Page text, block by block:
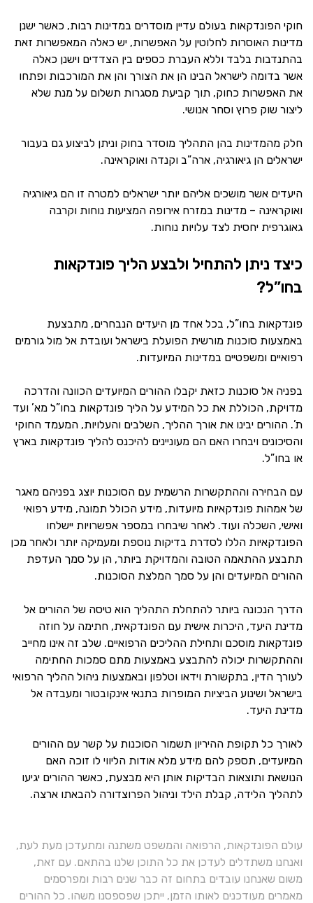
חוקי הפונדקאות בעולם עדיין מוסדרים במדינות רבות, כאשר ישנן
מדינות האוסרות לחלוטין על האפשרות, יש כאלה המאפשרות זאת
בהתנדבות בלבד וללא העברת כספים בין הצדדים וישנן כאלה
אשר בדומה לישראל הבינו הן את הצורך והן את המורכבות ופתחו
את האפשרות כחוק, תוך קביעת מסגרות תשלום על מנת שלא
ליצור שוק פרוץ וסחר אנושי.
חלק מהמדינות בהן התהליך מוסדר בחוק וניתן לביצוע גם בעבור
ישראלים הן גיאורגיה, ארה”ב וקנדה ואוקראינה.
היעדים אשר מושכים אליהם יותר ישראלים למטרה זו הם גיאורגיה
ואוקראינה – מדינות במזרח אירופה המציעות נוחות וקרבה
גאוגרפית יחסית לצד עלויות נוחות.
כיצד ניתן להתחיל ולבצע הליך פונדקאות
בחו”ל?
פונדקאות בחו”ל, בכל אחד מן היעדים הנבחרים, מתבצעת
באמצעות סוכנות מורשית הפועלת בישראל ועובדת אל מול גורמים
רפואיים ומשפטיים במדינות המיועדות.
בפניה אל סוכנות כזאת יקבלו ההורים המיועדים הכוונה והדרכה
מדויקת, הכוללת את כל המידע על הליך פונדקאות בחו”ל מא’ ועד
ת’. ההורים יבינו את אורך ההליך, השלבים והעלויות, המעמד החוקי
והסיכונים ויבחרו האם הם מעוניינים להיכנס להליך פונדקאות בארץ
או בחו”ל.
עם הבחירה וההתקשרות הרשמית עם הסוכנות יוצג בפניהם מאגר
של אמהות פונדקאיות מיועדות, מידע הכולל תמונה, מידע רפואי
ואישי, השכלה ועוד. לאחר שיבחרו במספר אפשרויות יישלחו
הפונדקאיות הללו לסדרת בדיקות נוספת ומעמיקה יותר ולאחר מכן
תתבצע ההתאמה הטובה והמדויקת ביותר, הן על סמך העדפת
ההורים המיועדים והן על סמך המלצת הסוכנות.
הדרך הנכונה ביותר להתחלת התהליך הוא טיסה של ההורים אל
מדינת היעד, היכרות אישית עם הפונדקאית, חתימה על חוזה
פונדקאות מוסכם ותחילת ההליכים הרפואיים. שלב זה אינו מחייב
וההתקשרות יכולה להתבצע באמצעות מתם סמכות החתימה
לעורך הדין, בתקשורת וידאו וטלפון ובאמצעות ניהול ההליך הרפואי
בישראל ושינוע הביציות המופרות בתנאי אינקובטור ומעבדה אל
מדינת היעד.
לאורך כל תקופת ההיריון תשמור הסוכנות על קשר עם ההורים
המיועדים, תספק להם מידע מלא אודות הליווי לו זוכה האם
הנושאת ותוצאות הבדיקות אותן היא מבצעת, כאשר ההורים יגיעו
לתהליך הלידה, קבלת הילד וניהול הפרוצדורה להבאתו ארצה.
עולם הפונדקאות, הרפואה והמשפט משתנה ומתעדכן מעת לעת,
ואנחנו משתדלים לעדכן את כל התוכן שלנו בהתאם. עם זאת,
משום שאנחנו עובדים בתחום זה כבר שנים רבות ומפרסמים
מאמרים מעודכנים לאותו הזמן, ייתכן שפספסנו משהו. כל ההורים